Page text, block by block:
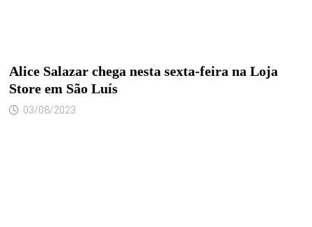
Alice Salazar chega nesta sexta-feira na Loja
Store em São Luís
03/08/2023